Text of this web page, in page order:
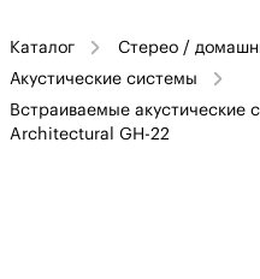
Каталог
Стерео /
Акустические системы
Встраиваемые акустические
Architectural GH-22